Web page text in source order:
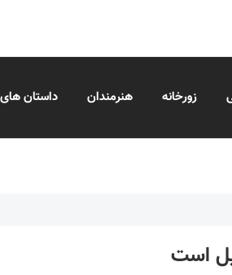
زورخانه هنرمندان داستان های
است